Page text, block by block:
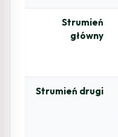
Strumień
główny
Strumień drugi